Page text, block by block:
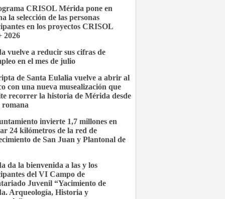
CRISOL Mérida pone en
la selección de las personas
en los proyectos CRISOL
2026
vuelve a reducir sus cifras de
en el mes de julio
de Santa Eulalia vuelve a abrir al
con una nueva musealización que
recorrer la historia de Mérida desde
romana
invierte 1,7 millones en
24 kilómetros de la red de
de San Juan y Plantonal de
da la bienvenida a las y los
del VI Campo de
Juvenil “Yacimiento de
Arqueología, Historia y